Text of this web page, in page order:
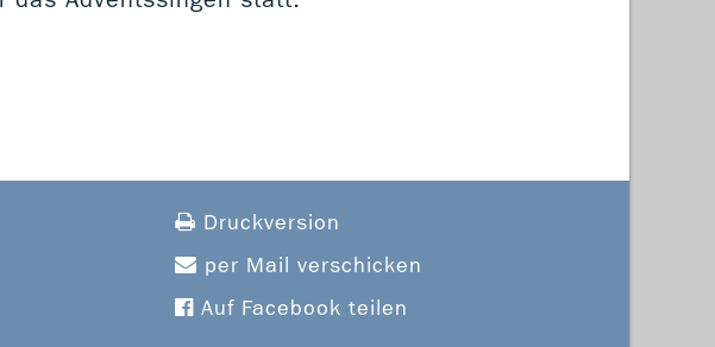
Druckversion
per Mail verschicken
Auf Facebook teilen